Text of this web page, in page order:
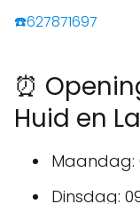
☎️627871697
⏰
Huid en
Maandag:
Dinsdag: